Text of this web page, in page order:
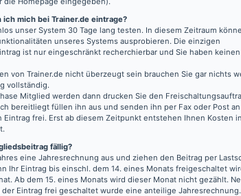
mich bei Trainer.de eintrage?
unser System 30 Tage lang testen. In diesem Zeitraum
unseres Systems ausprobieren. Die einzigen
ist nur eingeschränkt recherchierbar und Sie haben
von Trainer.de nicht überzeugt sein brauchen Sie gar nichts
vollständig.
Mitglied werden dann drucken Sie den
bereitliegt füllen ihn aus und senden ihn per Fax oder Post
Eintrag frei. Erst ab diesem Zeitpunkt entstehen Ihnen Kosten
fällig?
eine Jahresrechnung aus und ziehen den Beitrag per
Ihr Eintrag bis einschl. dem 14. eines Monats freigeschaltet
Ab dem 15. eines Monats wird dieser Monat nicht gezählt.
Eintrag frei geschaltet wurde eine anteilige Jahresrechnung.